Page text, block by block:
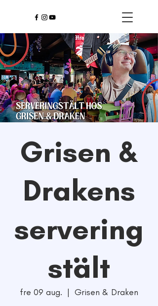
Grisen &
Drakens
servering
stält
fre 09 aug.
  |
Grisen & Draken